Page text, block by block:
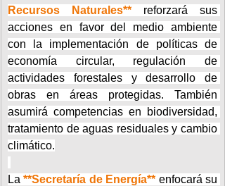
Recursos Naturales** reforzará sus
acciones en favor del medio ambiente
con la implementación de políticas de
economía circular, regulación de
actividades forestales y desarrollo de
obras en áreas protegidas. También
asumirá competencias en biodiversidad,
tratamiento de aguas residuales y cambio
climático.
La **Secretaría de Energía** enfocará su